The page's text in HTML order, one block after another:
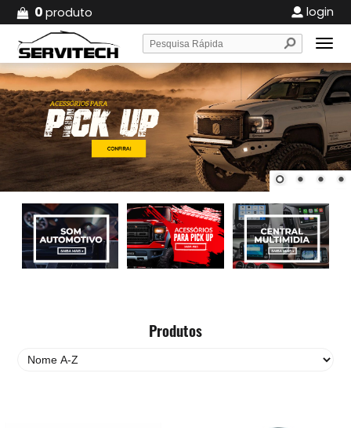
0produto login
Produtos